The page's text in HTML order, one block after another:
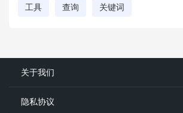
工具 查询 关键词
关于我们
隐私协议